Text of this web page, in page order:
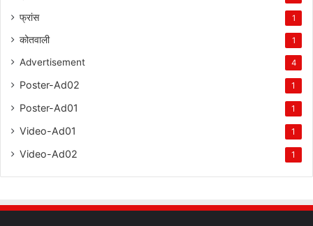
फ्रांस 1
कोतवाली 1
Advertisement 4
Poster-Ad02 1
Poster-Ad01 1
Video-Ad01 1
Video-Ad02 1